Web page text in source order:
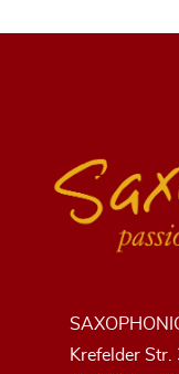
Krefelder Str.